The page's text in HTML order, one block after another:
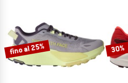
fino al 25% 30%